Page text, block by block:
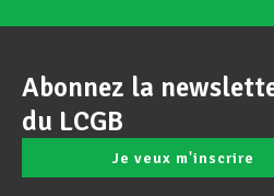
Abonnez la
du LCGB
Je veux m'inscrire